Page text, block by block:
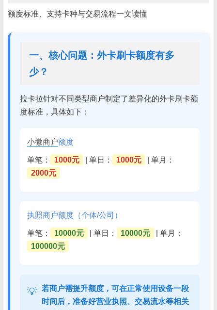
额度标准、支持卡种与交易流程一文读懂
一、核心问题：外卡刷卡额度有多
少？
拉卡拉针对不同类型商户制定了差异化的外卡刷卡额
度标准，具体如下：
小微商户额度
单笔： 1000元 | 单日： 1000元
| 单月：
2000元
执照商户额度（个体/公司）
单笔： 10000元 | 单日： 10000元
| 单月：
100000元
💡 若商户需提升额度，可在正常使用设备一段
时间后，准备好营业执照、交易流水等相关